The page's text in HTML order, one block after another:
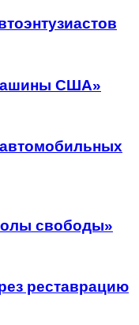
США»
свободы»
реставрацию